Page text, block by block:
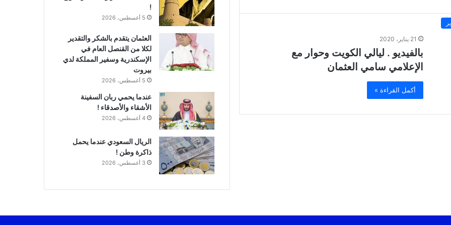
21 يناير، 2020
بالفيديو . ليالي الكويت وحوار مع
الإعلامي سامي العثمان
أكمل القراءة »
!
5 أغسطس، 2026
العثمان يتقدم بالشكر والتقدير
لكلا من القنصل العام في
الإسكندرية وسفير المملكة لدي
بيروت
5 أغسطس، 2026
عندما يحمي ربان السفينة
الأشقاء والأصدقاء !
4 أغسطس، 2026
الريال السعودي عندما يحمل
ذاكرة وطن !
3 أغسطس، 2026